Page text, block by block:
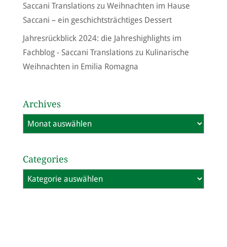
Saccani Translationszu Weihnachten im Hause
Saccani – ein geschichtsträchtiges Dessert
Jahresrückblick 2024: die Jahreshighlights im
Fachblog - Saccani Translationszu Kulinarische
Weihnachten in Emilia Romagna
Archives
Archives
Categories
Categories